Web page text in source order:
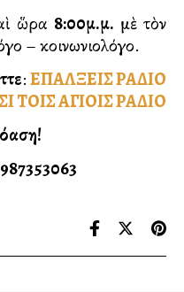
ὥρα 8:00μ.μ. μὲ τὸν
– κοινωνιολόγο.
:ΕΠΑΛΞΕΙΣ ΡΑΔΙΟ
ΤΟΙΣ ΑΓΙΟΙΣ ΡΑΔΙΟ